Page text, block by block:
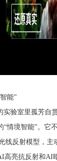
能”
验室里孤芳自
情境智能”。它
线反射模型，主
亮抗反射和AI